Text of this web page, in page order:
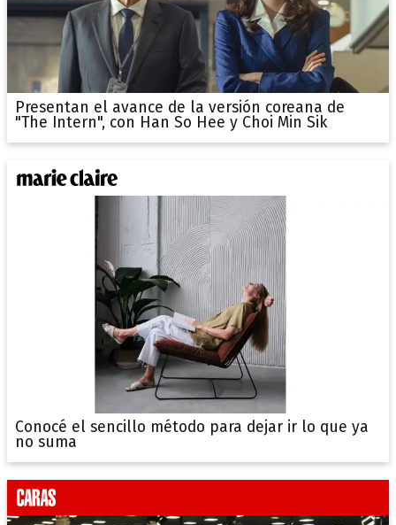
Presentan el avance de la versión coreana de
"The Intern", con Han So Hee y Choi Min Sik
Conocé el sencillo método para dejar ir lo que ya
no suma